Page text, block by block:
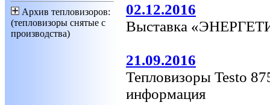
Архив тепловизоров:
(тепловизоры снятые с
производства)
02.12.2016
Выставка
21.09.2016
Тепловизоры Testo
информация